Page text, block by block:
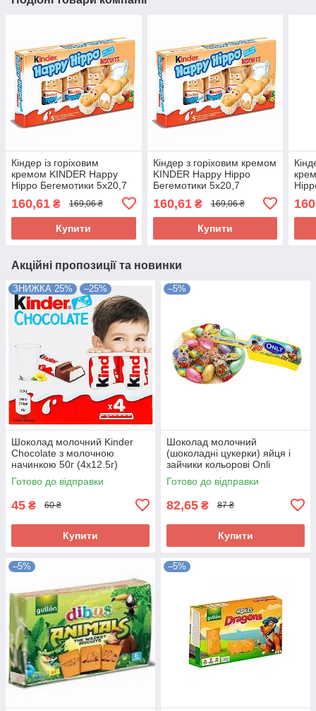
Кіндер із горіховим
кремом KINDER Happy
Hippo Бегемотики 5х20,7
160,61 ₴ 169,06 ₴
Купити
Кіндер з горіховим кремом
KINDER Happy Hippo
Бегемотики 5х20,7
160,61₴ 169,06 ₴
Купити
Акційні пропозиції та новинки
ЗНИЖКА 25% –25%
Шоколад молочний Kinder
Chocolate з молочною
начинкою 50г (4х12.5г)
Німеччина
Готово до відправки
45 ₴ 60 ₴
Купити
–5%
Шоколад молочний
(шоколадні цукерки) яйця і
зайчики кольорові Onli
Австрія 84г
Готово до відправки
82,65 ₴ 87 ₴
Купити
–5% –5%